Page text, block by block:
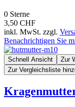
0 Sterne
3,50 CHF
inkl. MwSt. zzgl.
Benachrichtigen Sie
Schnell Ansicht
Zur
Zur Vergleichsliste